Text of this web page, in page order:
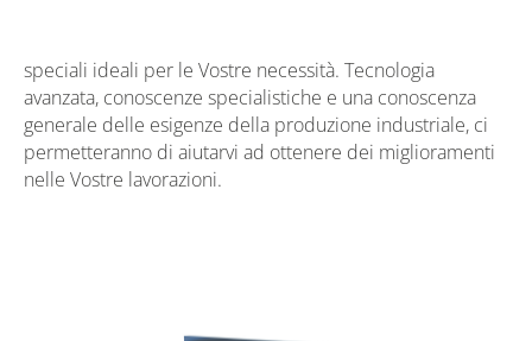
speciali ideali per le Vostre necessità. Tecnologia
avanzata, conoscenze specialistiche e una conoscenza
generale delle esigenze della produzione industriale, ci
permetteranno di aiutarvi ad ottenere dei miglioramenti
nelle Vostre lavorazioni.